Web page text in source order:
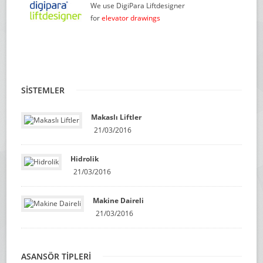
We use DigiPara Liftdesigner
forelevator drawings
SİSTEMLER
Makaslı Liftler
21/03/2016
Hidrolik
21/03/2016
Makine Daireli
21/03/2016
ASANSÖR TİPLERİ